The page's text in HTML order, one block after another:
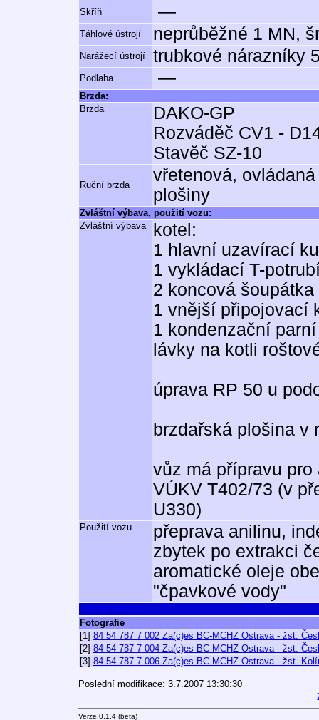
Skříň —
Táhlové ústrojí neprůběžné 1 MN,
Narážecí ústrojí trubkové nárazníky
Podlaha —
Brzda:
Brzda
DAKO-GP
Rozváděč CV1 -
Stavěč SZ-10
Ruční brzda
vřetenová,
plošiny
Zvláštní výbava, použití vozu:
Zvláštní výbava
kotel:
1 hlavní uzavírací
1 vykládací T-
2 koncová šoupátka
1 vnější připojovací
1 kondenzační
lávky na kotli
úprava RP 50 u
brzdařská plošina v
vůz má přípravu
VÚKV T402/73 (v
U330)
Použití vozu
přeprava anilinu,
zbytek po extrakci
aromatické oleje
"čpavkové vody"
Fotografie
[1] 84 54 787 7 002 Za(c)es BC-MCHZ Ostrava - žst.
[2] 84 54 787 7 004 Za(c)es BC-MCHZ Ostrava - žst.
[3] 84 54 787 7 006 Za(c)es BC-MCHZ Ostrava - žst.
Poslední modifikace: 3.7.2007 13:30:30
Verze 0.1.4 (beta)